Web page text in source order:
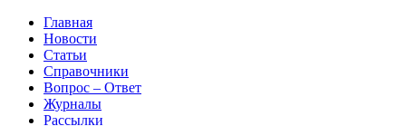
Главная
Новости
Статьи
Справочники
Вопрос – Ответ
Журналы
Рассылки